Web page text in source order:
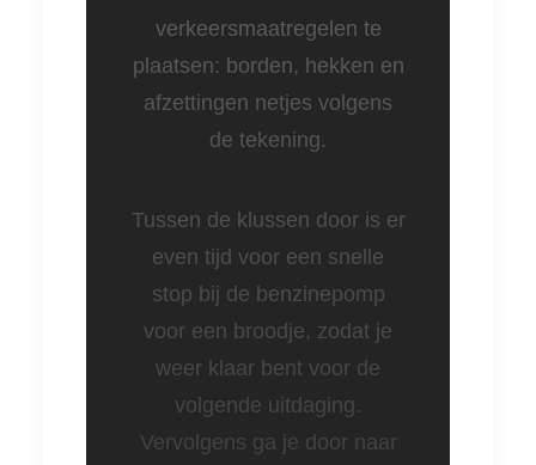
verkeersmaatregelen te
plaatsen: borden, hekken en
afzettingen netjes volgens
de tekening.
Tussen de klussen door is er
even tijd voor een snelle
stop bij de benzinepomp
voor een broodje, zodat je
weer klaar bent voor de
volgende uitdaging.
Vervolgens ga je door naar